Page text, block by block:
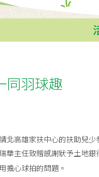
同羽球趣
北高雄家扶中心的扶助兒
華主任致贈感謝狀予土地
擔心球拍的問題。